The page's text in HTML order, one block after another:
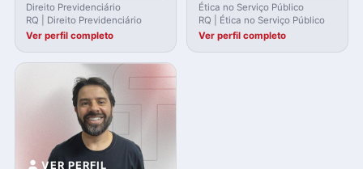
Direito Previdenciário
RQ | Direito Previdenciário
Ver perfil completo
Ética no Serviço Público
RQ | Ética no Serviço Público
Ver perfil completo
VER PERFIL